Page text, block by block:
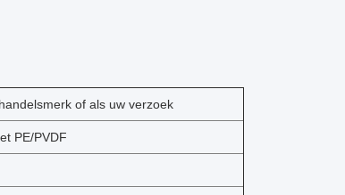
of als uw verzoek
PE/PVDF